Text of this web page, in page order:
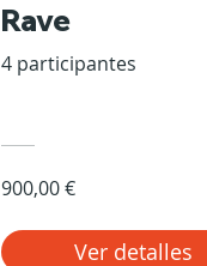
Rave
4 participantes
900,00 €
Ver detalles